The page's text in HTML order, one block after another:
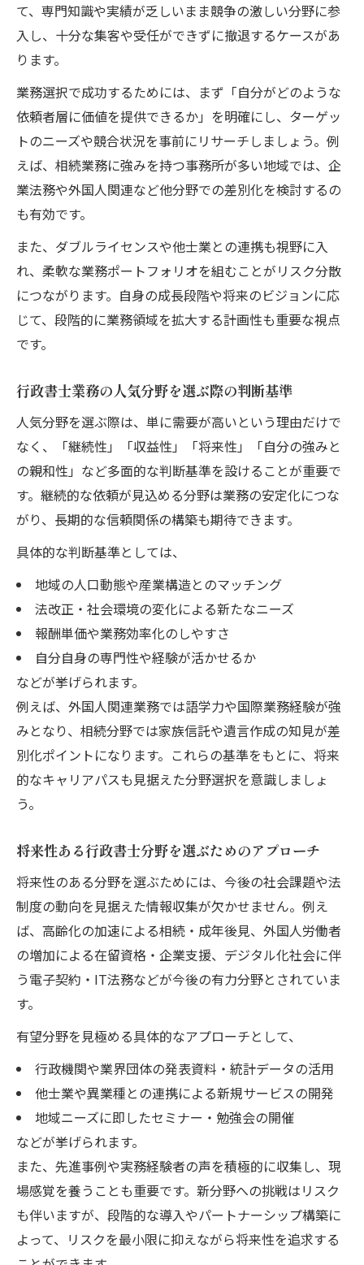
て、専門知識や実績が乏しいまま競争の激しい分野に参
入し、十分な集客や受任ができずに撤退するケースがあ
ります。
業務選択で成功するためには、まず「自分がどのような
依頼者層に価値を提供できるか」を明確にし、ターゲッ
トのニーズや競合状況を事前にリサーチしましょう。例
えば、相続業務に強みを持つ事務所が多い地域では、企
業法務や外国人関連など他分野での差別化を検討するの
も有効です。
また、ダブルライセンスや他士業との連携も視野に入
れ、柔軟な業務ポートフォリオを組むことがリスク分散
につながります。自身の成長段階や将来のビジョンに応
じて、段階的に業務領域を拡大する計画性も重要な視点
です。
行政書士業務の人気分野を選ぶ際の判断基準
人気分野を選ぶ際は、単に需要が高いという理由だけで
なく、「継続性」「収益性」「将来性」「自分の強みと
の親和性」など多面的な判断基準を設けることが重要で
す。継続的な依頼が見込める分野は業務の安定化につな
がり、長期的な信頼関係の構築も期待できます。
具体的な判断基準としては、
地域の人口動態や産業構造とのマッチング
法改正・社会環境の変化による新たなニーズ
報酬単価や業務効率化のしやすさ
自分自身の専門性や経験が活かせるか
などが挙げられます。
例えば、外国人関連業務では語学力や国際業務経験が強
みとなり、相続分野では家族信託や遺言作成の知見が差
別化ポイントになります。これらの基準をもとに、将来
的なキャリアパスも見据えた分野選択を意識しましょ
う。
将来性ある行政書士分野を選ぶためのアプローチ
将来性のある分野を選ぶためには、今後の社会課題や法
制度の動向を見据えた情報収集が欠かせません。例え
ば、高齢化の加速による相続・成年後見、外国人労働者
の増加による在留資格・企業支援、デジタル化社会に伴
う電子契約・IT法務などが今後の有力分野とされていま
す。
有望分野を見極める具体的なアプローチとして、
行政機関や業界団体の発表資料・統計データの活用
他士業や異業種との連携による新規サービスの開発
地域ニーズに即したセミナー・勉強会の開催
などが挙げられます。
また、先進事例や実務経験者の声を積極的に収集し、現
場感覚を養うことも重要です。新分野への挑戦はリスク
も伴いますが、段階的な導入やパートナーシップ構築に
よって、リスクを最小限に抑えながら将来性を追求する